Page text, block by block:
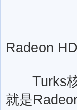
Radeon
Turks核
就是